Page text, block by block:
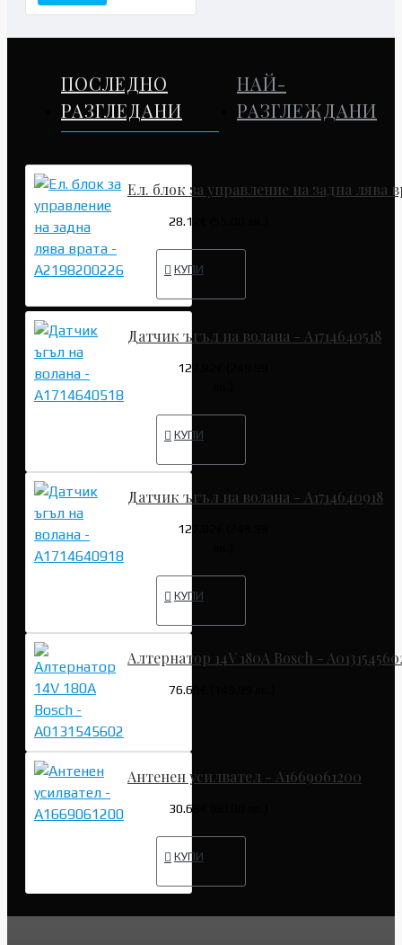
ПОСЛЕДНО
РАЗГЛЕДАНИ
НАЙ-
РАЗГЛЕЖДАНИ
Ел. блок за управление на задна лява
28.12€ (55.00 лв.)
КУПИ
Датчик ъгъл на волана - A1714640518
127.82€ (249.99
КУПИ
Датчик ъгъл на волана - A1714640918
127.82€ (249.99
КУПИ
Алтернатор 14V 180A Bosch -
76.69€ (149.99 лв.)
Антенен усилвател - A1669061200
30.68€ (60.00 лв.)
КУПИ